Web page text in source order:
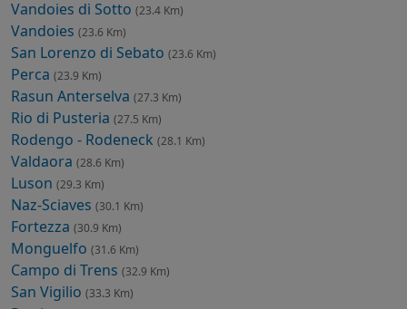
Vandoies di Sotto (23.4 Km)
Vandoies (23.6 Km)
San Lorenzo di Sebato (23.6 Km)
Perca (23.9 Km)
Rasun Anterselva (27.3 Km)
Rio di Pusteria (27.5 Km)
Rodengo - Rodeneck (28.1 Km)
Valdaora (28.6 Km)
Luson (29.3 Km)
Naz-Sciaves (30.1 Km)
Fortezza (30.9 Km)
Monguelfo (31.6 Km)
Campo di Trens (32.9 Km)
San Vigilio (33.3 Km)